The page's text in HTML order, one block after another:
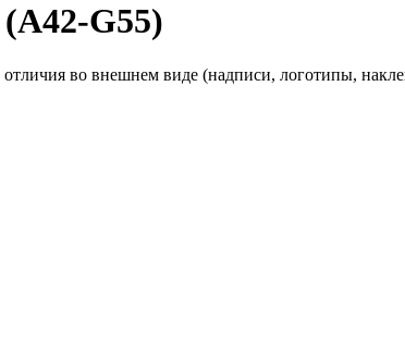
G55)
во внешнем виде (надписи, логотипы,